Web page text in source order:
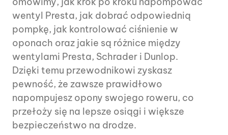
wentyl Presta, jak dobrać odpowiednią
pompkę, jak kontrolować ciśnienie w
oponach oraz jakie są różnice między
wentylami Presta, Schrader i Dunlop.
Dzięki temu przewodnikowi zyskasz
pewność, że zawsze prawidłowo
napompujesz opony swojego roweru, co
przełoży się na lepsze osiągi i większe
bezpieczeństwo na drodze.